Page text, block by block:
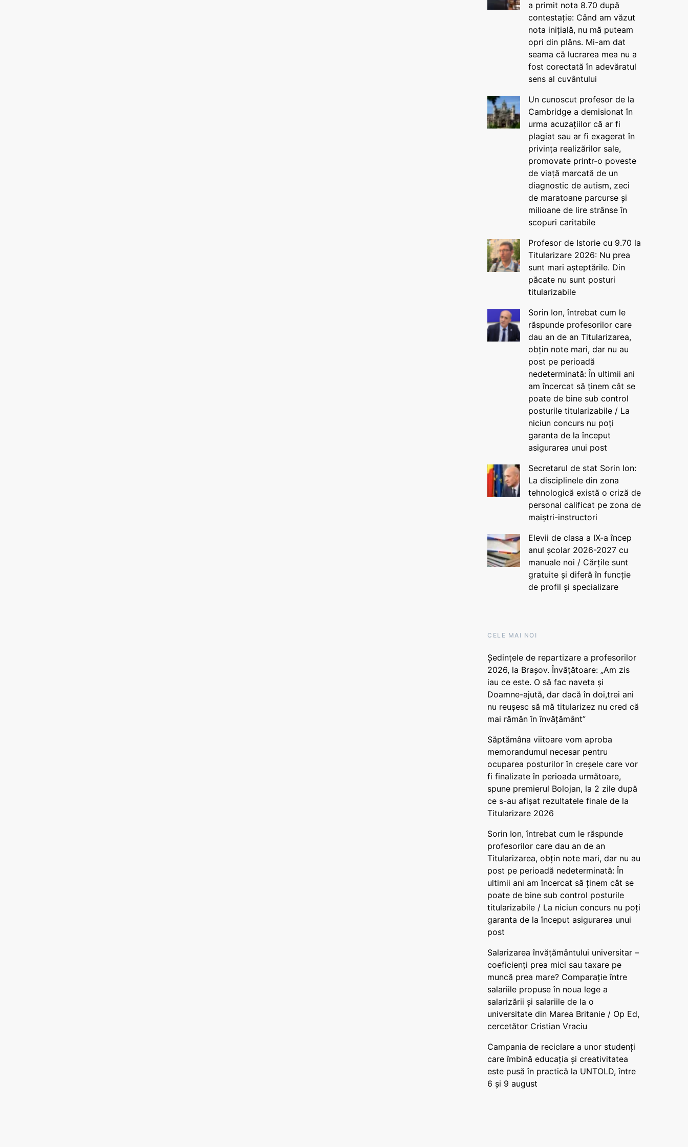
a primit nota 8.70 după
contestație: Când am văzut
nota inițială, nu mă puteam
opri din plâns. Mi-am dat
seama că lucrarea mea nu a
fost corectată în adevăratul
sens al cuvântului
Un cunoscut profesor de la
Cambridge a demisionat în
urma acuzațiilor că ar fi
plagiat sau ar fi exagerat în
privința realizărilor sale,
promovate printr-o poveste
de viață marcată de un
diagnostic de autism, zeci
de maratoane parcurse și
milioane de lire strânse în
scopuri caritabile
Profesor de Istorie cu 9.70 la
Titularizare 2026: Nu prea
sunt mari așteptările. Din
păcate nu sunt posturi
titularizabile
Sorin Ion, întrebat cum le
răspunde profesorilor care
dau an de an Titularizarea,
obțin note mari, dar nu au
post pe perioadă
nedeterminată: În ultimii ani
am încercat să ținem cât se
poate de bine sub control
posturile titularizabile / La
niciun concurs nu poți
garanta de la început
asigurarea unui post
Secretarul de stat Sorin Ion:
La disciplinele din zona
tehnologică există o criză de
personal calificat pe zona de
maiștri-instructori
Elevii de clasa a IX-a încep
anul școlar 2026-2027 cu
manuale noi / Cărțile sunt
gratuite și diferă în funcție
de profil și specializare
CELE MAI NOI
Ședințele de repartizare a profesorilor
2026, la Brașov. Învățătoare: „Am zis
iau ce este. O să fac naveta și
Doamne-ajută, dar dacă în doi,trei ani
nu reușesc să mă titularizez nu cred că
mai rămân în învățământ”
Săptămâna viitoare vom aproba
memorandumul necesar pentru
ocuparea posturilor în creșele care vor
fi finalizate în perioada următoare,
spune premierul Bolojan, la 2 zile după
ce s-au afișat rezultatele finale de la
Titularizare 2026
Sorin Ion, întrebat cum le răspunde
profesorilor care dau an de an
Titularizarea, obțin note mari, dar nu au
post pe perioadă nedeterminată: În
ultimii ani am încercat să ținem cât se
poate de bine sub control posturile
titularizabile / La niciun concurs nu poți
garanta de la început asigurarea unui
post
Salarizarea învățământului universitar –
coeficienți prea mici sau taxare pe
muncă prea mare? Comparație între
salariile propuse în noua lege a
salarizării și salariile de la o
universitate din Marea Britanie / Op Ed,
cercetător Cristian Vraciu
Campania de reciclare a unor studenți
care îmbină educația și creativitatea
este pusă în practică la UNTOLD, între
6 și 9 august